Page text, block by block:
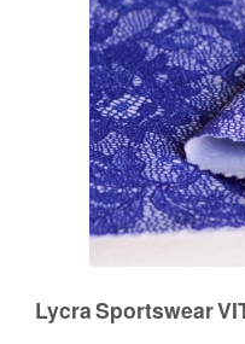
Lycra Sportswear